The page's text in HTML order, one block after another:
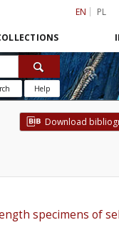
EN PL
Help
Download
specimens of